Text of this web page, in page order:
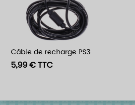
Câble de recharge PS3
5,99€TTC